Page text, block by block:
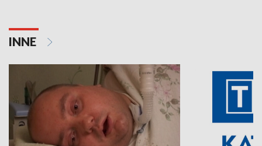
INNE